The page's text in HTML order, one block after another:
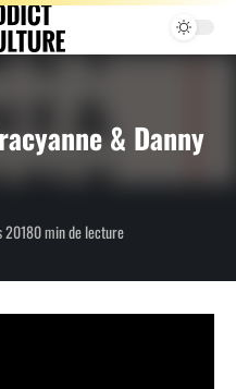
& Danny
20180 min de lecture